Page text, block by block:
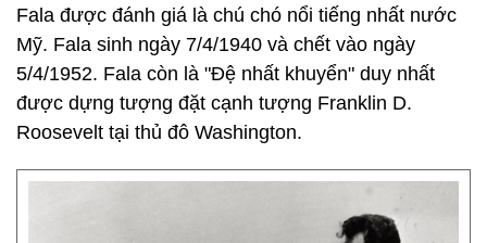
Fala được đánh giá là chú chó nổi tiếng nhất nước
Mỹ. Fala sinh ngày 7/4/1940 và chết vào ngày
5/4/1952. Fala còn là "Đệ nhất khuyển" duy nhất
được dựng tượng đặt cạnh tượng Franklin D.
Roosevelt tại thủ đô Washington.